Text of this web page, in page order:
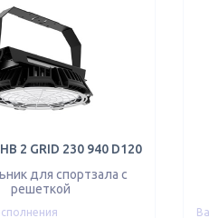
2 GRID 230 940 D120
для спортзала с
решеткой